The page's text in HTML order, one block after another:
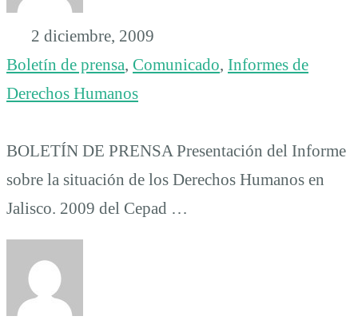
2 diciembre, 2009
Boletín de prensa, Comunicado, Informes de
Derechos Humanos
BOLETÍN DE PRENSA Presentación del Informe
sobre la situación de los Derechos Humanos en
Jalisco. 2009 del Cepad …